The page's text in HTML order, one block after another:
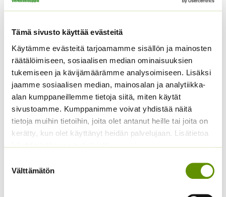
Tämä sivusto käyttää evästeitä
Käytämme evästeitä tarjoamamme sisällön ja mainosten
räätälöimiseen, sosiaalisen median ominaisuuksien
tukemiseen ja kävijämäärämme analysoimiseen. Lisäksi
jaamme sosiaalisen median, mainosalan ja analytiikka-
alan kumppaneillemme tietoja siitä, miten käytät
sivustoamme. Kumppanimme voivat yhdistää näitä
tietoja muihin tietoihin, joita olet antanut heille tai joita on
kerätty, kun olet käyttänyt heidän palvelujaan. Lisätietoa
käyttämistämme evästeistä
valinta
Välttämätön
Tarhakukonkannus
sekoitus
3,00€ Sisältää arvonlisäveron
Härmesalvia Fairy
Queen
2,00 € – 15,40 €Hintaluokka:
2,00 €
15,40 €
Sisältää
arvonlisäveron